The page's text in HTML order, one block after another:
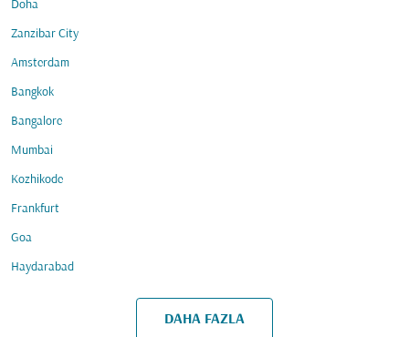
Doha
Zanzibar City
Amsterdam
Bangkok
Bangalore
Mumbai
Kozhikode
Frankfurt
Goa
Haydarabad
DAHA FAZLA